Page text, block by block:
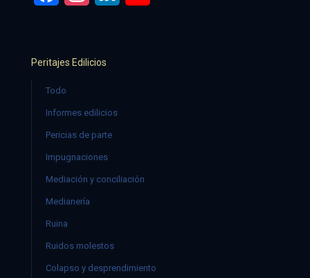
Peritajes Edilicios
Todo
Informes edilicios
Pericias de parte
Impugnaciones
Mediación y conciliación
Medianería
Ruina
Ruidos molestos
Colapso y desprendimiento